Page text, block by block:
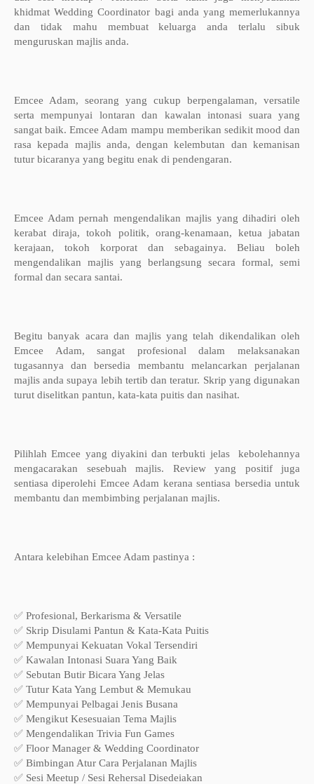
khidmat Wedding Coordinator bagi anda yang memerlukannya
dan tidak mahu membuat keluarga anda terlalu sibuk
menguruskan majlis anda.
Emcee Adam, seorang yang cukup berpengalaman, versatile
serta mempunyai lontaran dan kawalan intonasi suara yang
sangat baik. Emcee Adam mampu memberikan sedikit mood dan
rasa kepada majlis anda, dengan kelembutan dan kemanisan
tutur bicaranya yang begitu enak di pendengaran.
Emcee Adam pernah mengendalikan majlis yang dihadiri oleh
kerabat diraja, tokoh politik, orang-kenamaan, ketua jabatan
kerajaan, tokoh korporat dan sebagainya. Beliau boleh
mengendalikan majlis yang berlangsung secara formal, semi
formal dan secara santai.
Begitu banyak acara dan majlis yang telah dikendalikan oleh
Emcee Adam, sangat profesional dalam melaksanakan
tugasannya dan bersedia membantu melancarkan perjalanan
majlis anda supaya lebih tertib dan teratur. Skrip yang digunakan
turut diselitkan pantun, kata-kata puitis dan nasihat.
Pilihlah Emcee yang diyakini dan terbukti jelas kebolehannya
mengacarakan sesebuah majlis. Review yang positif juga
sentiasa diperolehi Emcee Adam kerana sentiasa bersedia untuk
membantu dan membimbing perjalanan majlis.
Antara kelebihan Emcee Adam pastinya :
✅ Profesional, Berkarisma & Versatile
✅ Skrip Disulami Pantun & Kata-Kata Puitis
✅ Mempunyai Kekuatan Vokal Tersendiri
✅ Kawalan Intonasi Suara Yang Baik
✅ Sebutan Butir Bicara Yang Jelas
✅ Tutur Kata Yang Lembut & Memukau
✅ Mempunyai Pelbagai Jenis Busana
✅ Mengikut Kesesuaian Tema Majlis
✅ Mengendalikan Trivia Fun Games
✅ Floor Manager & Wedding Coordinator
✅ Bimbingan Atur Cara Perjalanan Majlis
✅ Sesi Meetup / Sesi Rehersal Disedeiakan